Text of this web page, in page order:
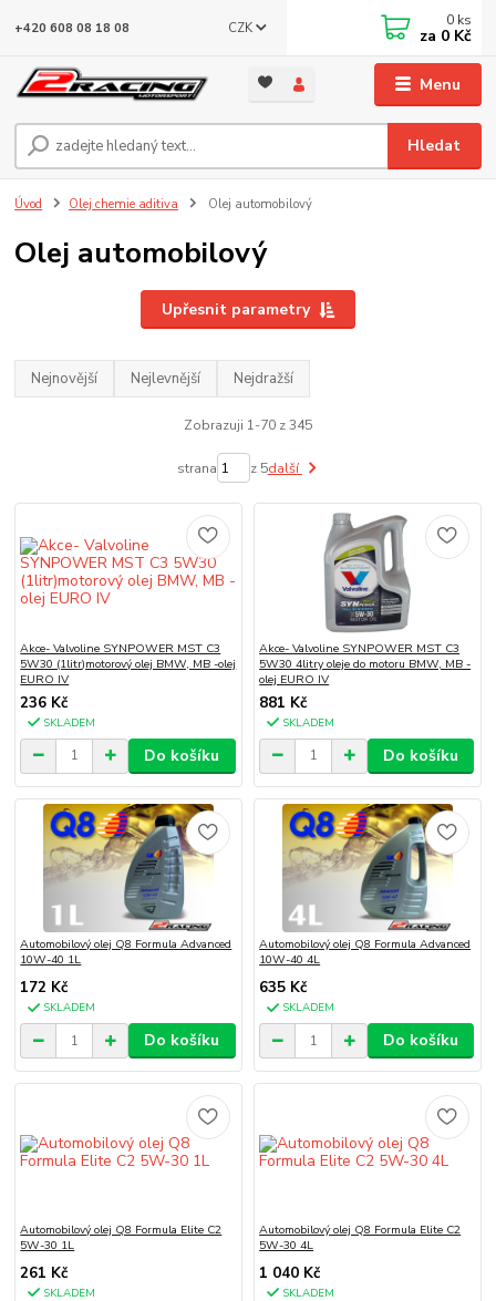
Menu
CZK
Hledat
+420 608 08 18 08 0 ks
za 0 Kč
Úvod Olej chemie aditiva Olej automobilový
Olej automobilový
Upřesnit parametry
Nejnovější Nejlevnější Nejdražší
Zobrazuji 1-70 z 345
strana z 5další
Akce- Valvoline SYNPOWER MST C3
5W30 (1litr)motorový olej BMW, MB -olej
EURO IV
236 Kč
SKLADEM
Do košíku
Akce- Valvoline SYNPOWER MST C3
5W30 4litry oleje do motoru BMW, MB -
olej EURO IV
881 Kč
SKLADEM
Do košíku
Automobilový olej Q8 Formula Advanced
10W-40 1L
172 Kč
SKLADEM
Do košíku
Automobilový olej Q8 Formula Advanced
10W-40 4L
635 Kč
SKLADEM
Do košíku
Automobilový olej Q8 Formula Elite C2
5W-30 1L
261 Kč
SKLADEM
Automobilový olej Q8 Formula Elite C2
5W-30 4L
1 040 Kč
SKLADEM